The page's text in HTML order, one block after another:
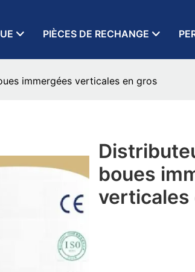
PIÈCES DE RECHANGE
immergées verticales en gros
boues
verticales